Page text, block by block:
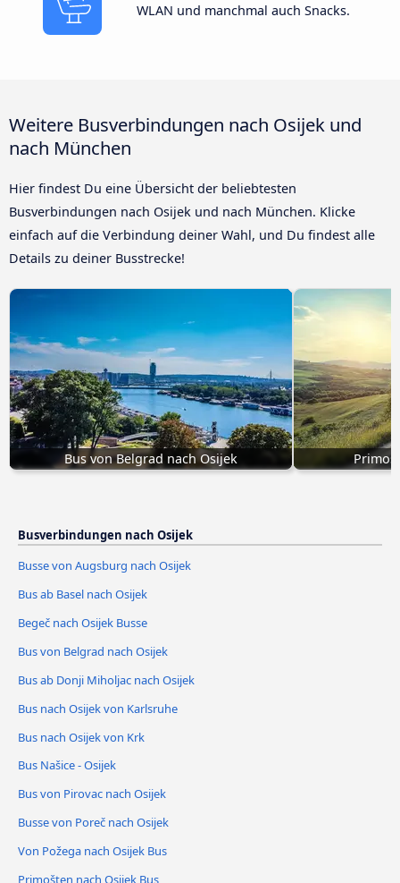
WLAN und manchmal auch Snacks.
Weitere Busverbindungen nach Osijek und
nach München
Hier findest Du eine Übersicht der beliebtesten
Busverbindungen nach Osijek und nach München. Klicke
einfach auf die Verbindung deiner Wahl, und Du findest alle
Details zu deiner Busstrecke!
Bus von Belgrad nach Osijek
Busverbindungen nach Osijek
Busse von Augsburg nach Osijek
Bus ab Basel nach Osijek
Begeč nach Osijek Busse
Bus von Belgrad nach Osijek
Bus ab Donji Miholjac nach Osijek
Bus nach Osijek von Karlsruhe
Bus nach Osijek von Krk
Bus Našice - Osijek
Bus von Pirovac nach Osijek
Busse von Poreč nach Osijek
Von Požega nach Osijek Bus
Primošten nach Osijek Bus